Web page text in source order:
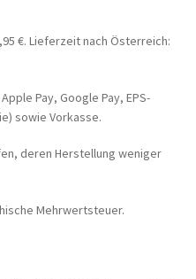
€. Lieferzeit nach Österreich:
Pay, Google Pay, EPS-
sowie Vorkasse.
deren Herstellung weniger
Mehrwertsteuer.